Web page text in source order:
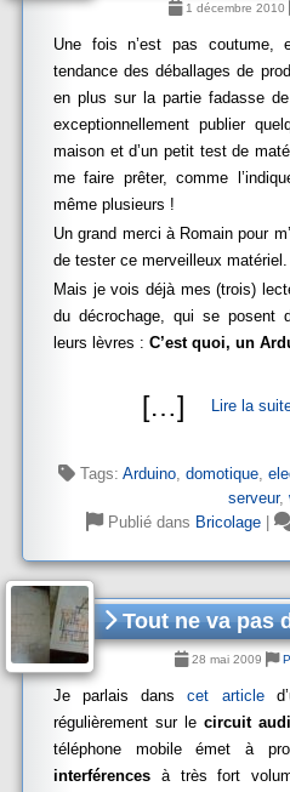
1 décembre 2010
Une fois n’est pas
tendance des déballages de
en plus sur la partie fadasse
exceptionnellement publier
maison et d’un petit test de
me faire prêter, comme
même plusieurs !
Un grand merci à Romain pour
de tester ce merveilleux matériel.
Mais je vois déjà mes (trois)
du décrochage, qui se
leurs lèvres : C’est quoi, un
[…] Lire la
Tags: Arduino, domotique,
serveur,
Publié dans Bricolage
Tout ne va pas
28 mai 2009
Je parlais danscet article
régulièrement sur le circuit
téléphone mobile émet à
interférences à très fort